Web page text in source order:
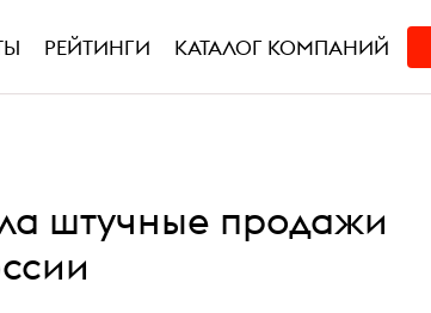
РЕЙТИНГИ КАТАЛОГ КОМПАНИЙ
штучные продажи